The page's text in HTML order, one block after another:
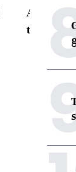
ABD'de